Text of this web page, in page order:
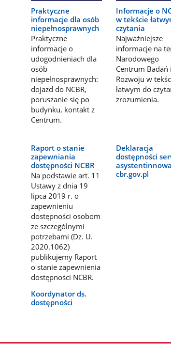
Praktyczne
informacje dla osób
niepełnosprawnych
Praktyczne
informacje o
udogodnieniach dla
osób
niepełnosprawnych:
dojazd do NCBR,
poruszanie się po
budynku, kontakt z
Centrum.
Informacje o
w tekście
czytania
Najważniejsze
informacje na
Narodowego
Centrum Badań i
Rozwoju w
łatwym do
zrozumienia.
Raport o stanie
zapewniania
dostępności NCBR
Na podstawie art. 11
Ustawy z dnia 19
lipca 2019 r. o
zapewnieniu
dostępności osobom
ze szczególnymi
potrzebami (Dz. U.
2020.1062)
publikujemy Raport
o stanie zapewnienia
dostępności NCBR.
Deklaracja
dostępności
cbr.gov.pl
Koordynator ds.
dostępności